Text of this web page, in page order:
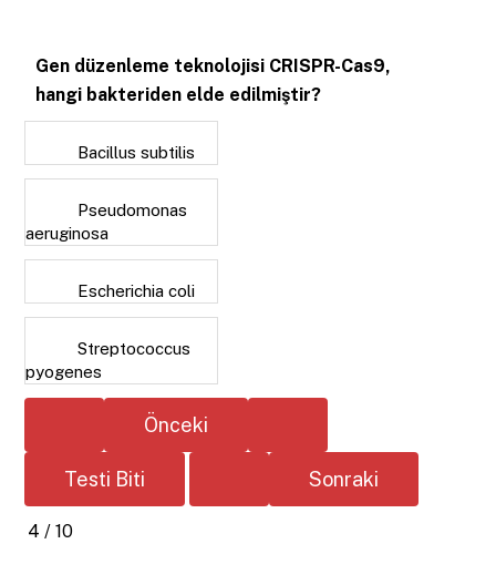
Gen düzenleme teknolojisi CRISPR-Cas9,
hangi bakteriden elde edilmiştir?
Bacillus subtilis
Pseudomonas
aeruginosa
Escherichia coli
Streptococcus
pyogenes
4 / 10